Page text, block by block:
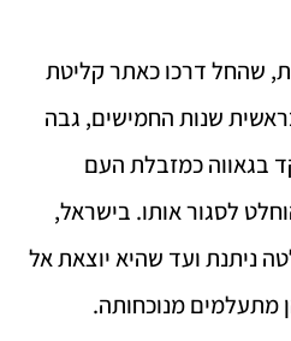
שהחל דרכו כאתר קליטת
שנות החמישים, גבה
בגאווה כמזבלת העם
לסגור אותו. בישראל,
ניתנת ועד שהיא יוצאת אל
מתעלמים מנוכחותה.